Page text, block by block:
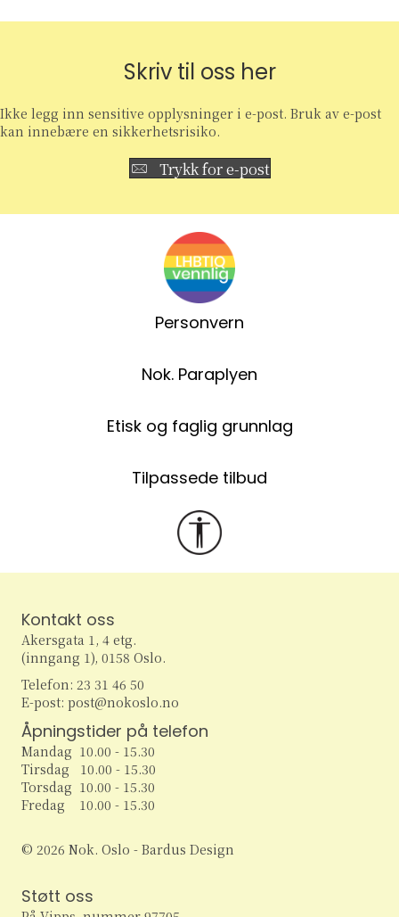
Skriv til oss her
Ikke legg inn sensitive opplysninger i e-post. Bruk av e-post
kan innebære en sikkerhetsrisiko.
Trykk for e-post
Personvern
Nok. Paraplyen
Etisk og faglig grunnlag
Tilpassede tilbud
Kontakt oss
Akersgata 1, 4 etg.
(inngang 1), 0158 Oslo.
Telefon: 23 31 46 50
E-post: post@nokoslo.no
Åpningstider på telefon
Mandag 10.00 - 15.30
Tirsdag 10.00 - 15.30
Torsdag 10.00 - 15.30
Fredag 10.00 - 15.30
© 2026 Nok. Oslo - Bardus Design
Støtt oss